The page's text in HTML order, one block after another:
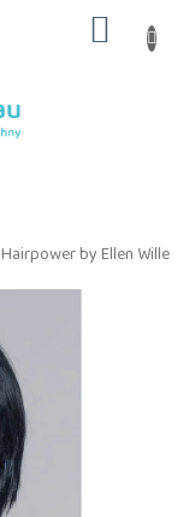
KOŠÍK
Hairpower by Ellen Wille